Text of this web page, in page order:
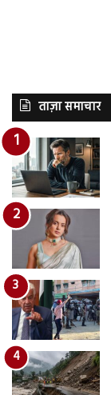
ताज़ा समाचार